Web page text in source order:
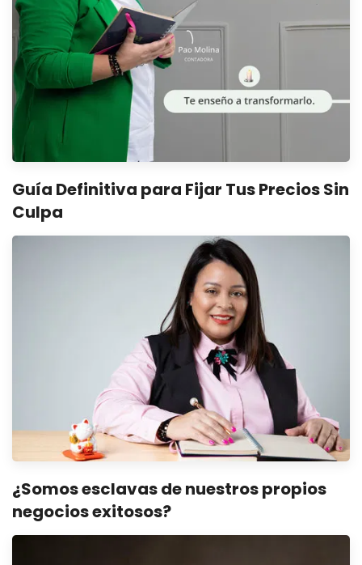
Guía Definitiva para Fijar Tus Precios Sin
Culpa
¿Somos esclavas de nuestros propios
negocios exitosos?